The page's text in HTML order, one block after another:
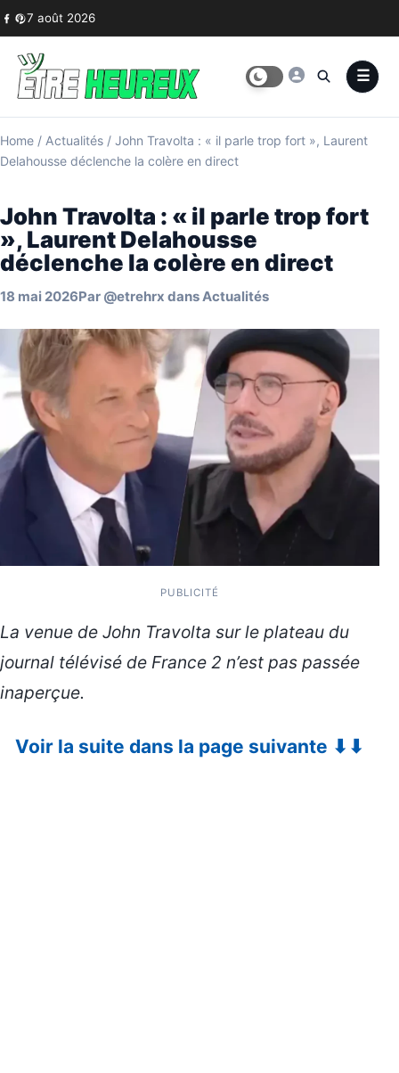
Skip to content
7 août 2026
Home / Actualités / John Travolta : « il parle trop fort », Laurent
Delahousse déclenche la colère en direct
John Travolta : « il parle trop fort
», Laurent Delahousse
déclenche la colère en direct
18 mai 2026Par @etrehrx dansActualités
PUBLICITÉ
La venue de John Travolta sur le plateau du
journal télévisé de France 2 n’est pas passée
inaperçue.
Voir la suite dans la page suivante ⬇⬇